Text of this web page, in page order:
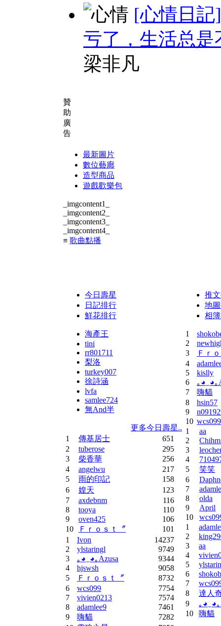
[心情日記]
亏了，生活总是
梁非凡
贊
助
廣
告
最新圖片
數位藝廊
造型商品
遊戲歡樂包
_imgcontent1_
_imgcontent2_
_imgcontent3_
_imgcontent4_
≡ 歌曲點播
今日壽星
日記排行
鮮花排行
海產王
tini
rr801711
梨洛
turkey007
徐詩涵
lvfa
samlee724
無And半
更多今日壽星..
1
傳基居士
651
2
tuberose
295
3
柴香華
256
4
angelwu
217
5
雨的印記
158
6
媓天
123
7
axdebnm
116
8
tooya
110
9
oven425
106
10
Ｆｒｏｓｔ〞
101
1
Ivon
14237
2
ylstaringl
9749
3
｡◕‿◕｡Azusa
9344
4
hjswsh
9058
5
Ｆｒｏｓｔ〞
8732
6
wcs099
7754
7
vivien0213
7574
8
adamlee9
7461
9
嗨貓
7282
推
地
相
1
2
3
Ｆｒ
4
5
kislly
6
｡◕‿◕｡
7
嗨貓
8
hsin57
9
10 wcs099
1
aa
2
3
4
5
笑笑
6
7
8
olda
9
April
10
1
2
3
aa
4
5
6
7
8
達人
9
｡◕‿◕
10
嗨貓